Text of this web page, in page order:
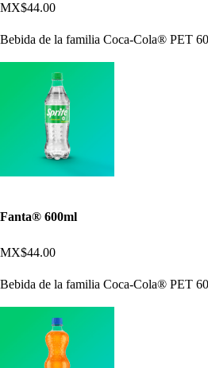
MX$44.00
Bebida de la familia Coca-Cola® PET
Fanta® 600ml
MX$44.00
Bebida de la familia Coca-Cola® PET